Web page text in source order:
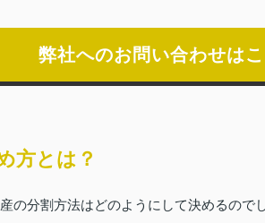
弊社へのお問い合わせは
方とは？
の分割方法はどのようにして決めるので